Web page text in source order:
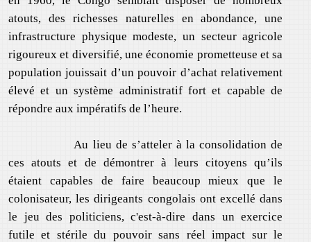
atouts, des richesses naturelles en abondance, une
infrastructure physique modeste, un secteur agricole
rigoureux et diversifié, une économie prometteuse et sa
population jouissait d’un pouvoir d’achat relativement
élevé et un système administratif fort et capable de
répondre aux impératifs de l’heure.
Au lieu de s’atteler à la consolidation de
ces atouts et de démontrer à leurs citoyens qu’ils
étaient capables de faire beaucoup mieux que le
colonisateur, les dirigeants congolais ont excellé dans
le jeu des politiciens, c'est-à-dire dans un exercice
futile et stérile du pouvoir sans réel impact sur le